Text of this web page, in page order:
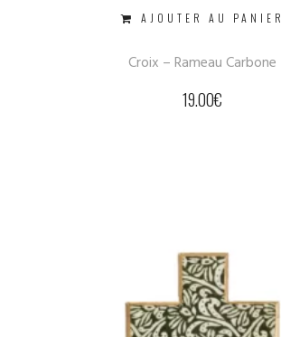
AJOUTER AU PANIER
Croix – Rameau Carbone
19.00€